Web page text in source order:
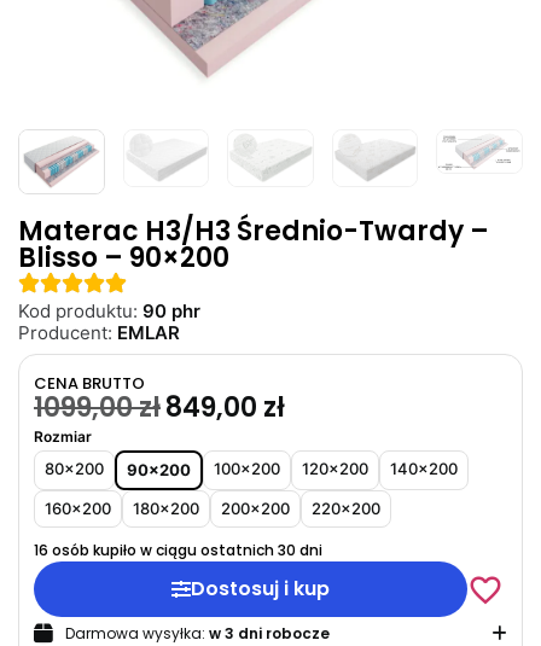
Materac H3/H3 Średnio-Twardy –
Blisso – 90×200
Kod produktu: 90 phr
Producent: EMLAR
CENA BRUTTO
1099,00zł849,00 zł
Rozmiar
80x200 90x200 100x200 120x200 140x200
160x200 180x200 200x200 220x200
16 osób kupiło w ciągu ostatnich 30 dni
Dostosuj i kup
Darmowa wysyłka: w 3 dni robocze